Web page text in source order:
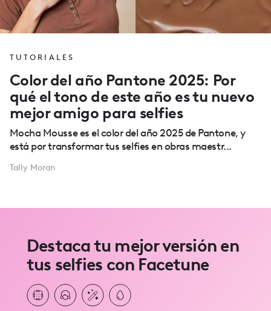
TUTORIALES
Color del año Pantone 2025: Por
qué el tono de este año es tu nuevo
mejor amigo para selfies
Mocha Mousse es el color del año 2025 de Pantone, y
está por transformar tus selfies en obras maestr...
Tally Moran
Destaca tu mejor versión en
tus selfies con Facetune